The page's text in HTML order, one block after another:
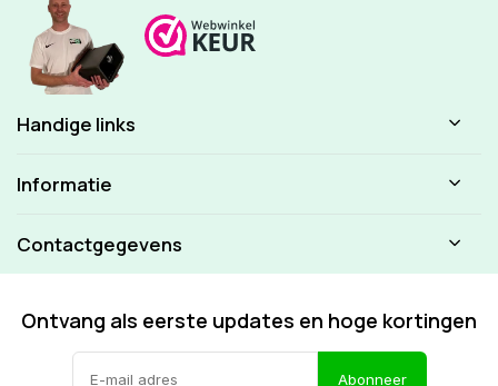
Handige links
Informatie
Contactgegevens
Ontvang als eerste updates en hoge kortingen
Abonneer